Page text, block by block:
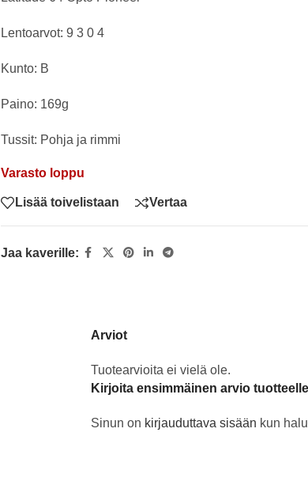
Lentoarvot: 9 3 0 4
Kunto: B
Paino: 169g
Tussit: Pohja ja rimmi
Varasto loppu
Lisää toivelistaan Vertaa
Jaa kaverille:
Arviot
Tuotearvioita ei vielä ole.
Kirjoita ensimmäinen arvio
Sinun on kirjauduttava sisään kun